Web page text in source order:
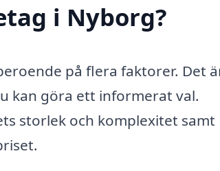
i Nyborg?
på flera faktorer. Det
kan göra ett informerat val.
storlek och komplexitet samt